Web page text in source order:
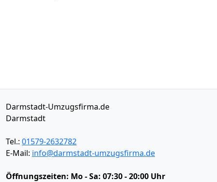
Darmstadt-Umzugsfirma.de
Darmstadt
Tel.: 01579-2632782
E-Mail: info@darmstadt-umzugsfirma.de
Öffnungszeiten: Mo - Sa: 07:30 - 20:00 Uhr